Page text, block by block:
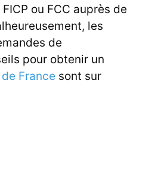
ou FCC auprès de
les
de
pour obtenir un
France sont sur